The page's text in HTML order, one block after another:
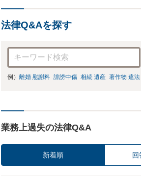
法律Q&Aを探す
例） 離婚 慰謝料 誹謗中傷 相続 遺産 著作物 違法
業務上過失の法律Q&A
新着順 回